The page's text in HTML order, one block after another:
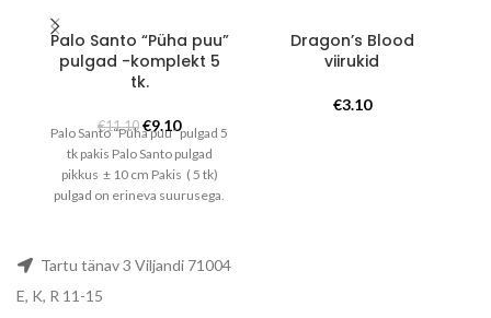
Palo Santo “Püha puu”
pulgad -komplekt 5
tk.
€11.10 Algne
hind
€11.10.
€9.10Praegune
hind
on:
€9.10.
Palo Santo “Püha puu” pulgad 5
tk pakis Palo Santo pulgad
pikkus ± 10 cm Pakis ( 5 tk)
pulgad on erineva suurusega.
haruldaseks, pühaks ja
ainulaadseks. Seda lõhnavat
puitu hinnatakse šamaanide ja
Dragon’s Blood
viirukid
€3.10
Tartu tänav 3 Viljandi 71004
E, K, R 11-15